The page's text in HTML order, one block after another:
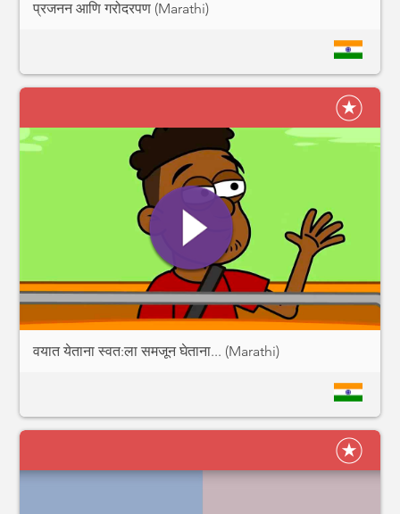
प्रजनन आणि गरोदरपण (Marathi)
वयात येताना स्वत:ला समजून घेताना... (Marathi)